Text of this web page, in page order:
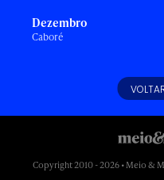
Dezembro
Caboré
Copyright 2010 - 2026 • Meio &